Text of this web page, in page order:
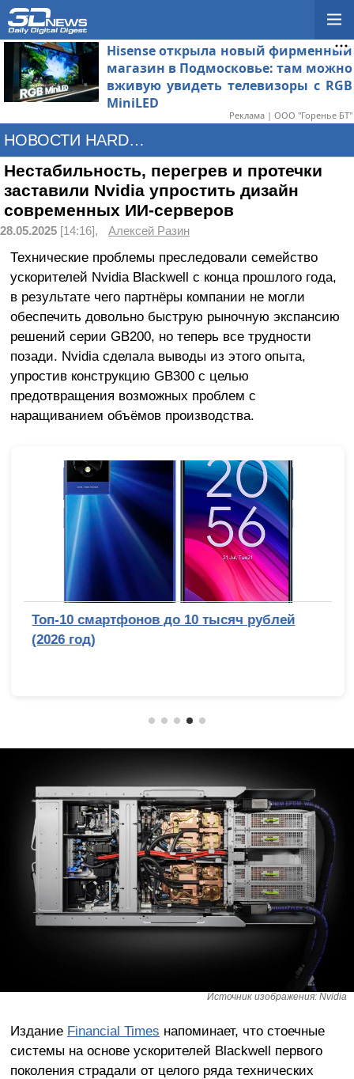
Hisense открыла новый фирменный
магазин в Подмосковье: там можно
вживую увидеть телевизоры с RGB
MiniLED
Реклама | ООО "Горенье БТ"
НОВОСТИ HARDWARE
Нестабильность, перегрев и протечки
заставили Nvidia упростить дизайн
современных ИИ-серверов
28.05.2025 [14:16], Алексей Разин
Технические проблемы преследовали семейство
ускорителей Nvidia Blackwell с конца прошлого года,
в результате чего партнёры компании не могли
обеспечить довольно быструю рыночную экспансию
решений серии GB200, но теперь все трудности
позади. Nvidia сделала выводы из этого опыта,
упростив конструкцию GB300 с целью
предотвращения возможных проблем с
наращиванием объёмов производства.
Топ-10 смартфонов до 10 тысяч рублей
(2026 год)
Источник изображения: Nvidia
Издание Financial Times напоминает, что стоечные
системы на основе ускорителей Blackwell первого
поколения страдали от целого ряда технических